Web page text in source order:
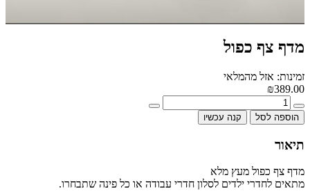
מדף צף כפול
זמינות: אזל מהמלאי
₪389.00
הוספה לסל קנה עכשיו
תיאור
מדף צף כפול מעץ מלא
מתאים לחדרי ילדים לסלון חדרי עבודה או כל פינה שתבחרו.